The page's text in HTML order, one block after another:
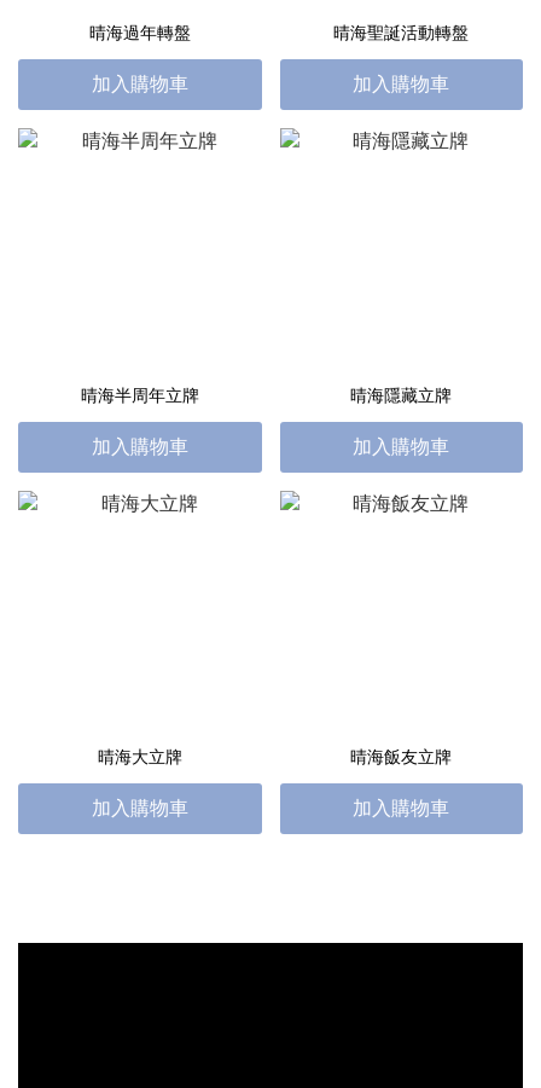
晴海過年轉盤
加入購物車
晴海聖誕活動轉盤
加入購物車
晴海半周年立牌
加入購物車
晴海隱藏立牌
加入購物車
晴海大立牌
加入購物車
晴海飯友立牌
加入購物車